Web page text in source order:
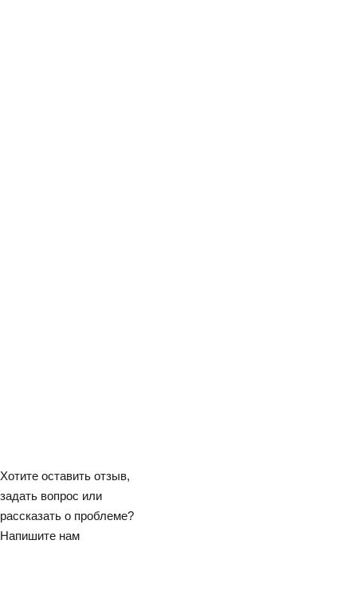
Хотите оставить отзыв,
задать вопрос или
рассказать о проблеме?
Напишите нам